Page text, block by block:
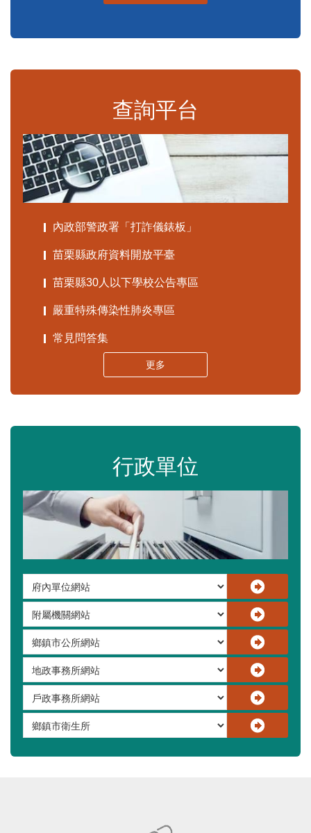
查詢平台
內政部警政署「打詐儀錶板」
苗栗縣政府資料開放平臺
苗栗縣30人以下學校公告專區
嚴重特殊傳染性肺炎專區
常見問答集
更多
行政單位